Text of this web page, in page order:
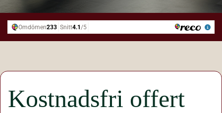
Kostnadsfri offert